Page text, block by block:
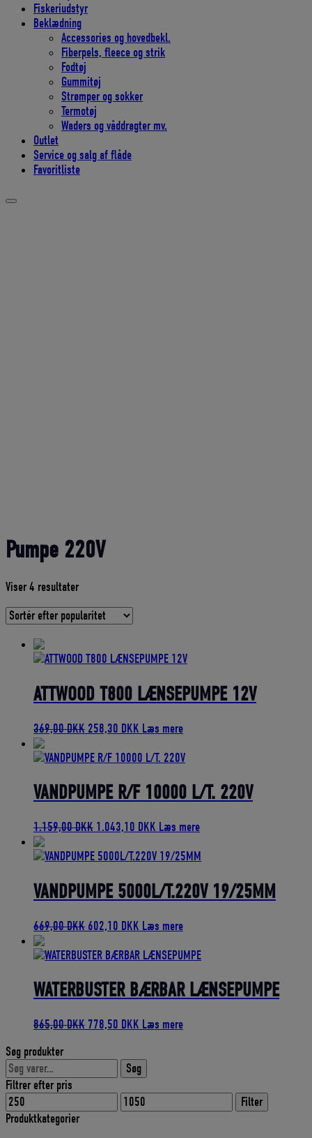
Fiskeriudstyr
Beklædning
Accessories og hovedbekl.
Fiberpels, fleece og strik
Fodtøj
Gummitøj
Strømper og sokker
Termotøj
Waders og våddragter mv.
Outlet
Service og salg af flåde
Favoritliste
Pumpe 220V
Viser 4 resultaterSorteret
gennemsnitlig
ATTWOOD T800 LÆNSEPUMPE 12V
369,00DKK Den
pris
369,00 DKK.
258,30 DKK Den
pris
258,30 DKK.
Læs mere
VANDPUMPE R/F 10000 L/T. 220V
1.159,00DKK Den
pris
1.159,00 DKK.
1.043,10 DKK Den
pris
1.043,10 DKK.
Læs mere
VANDPUMPE 5000L/T.220V 19/25MM
669,00DKK Den
pris
669,00 DKK.
602,10 DKK Den
pris
602,10 DKK.
Læs mere
WATERBUSTER BÆRBAR LÆNSEPUMPE
865,00DKK Den
865,00 DKK.
778,50 DKK Den
er:
778,50 DKK.
Læs mere
Søg produkter
Søg
efter:
Søg
Filtrer efter pris
Mindste
pris
Højeste
pris
Filter
Produktkategorier